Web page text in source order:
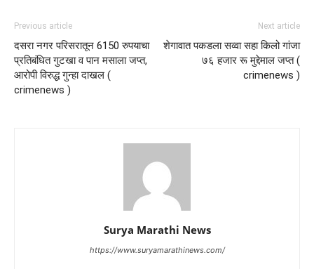
Previous article
दसरा नगर परिसरातून 6150 रुपयाचा
प्रतिबंधित गुटखा व पान मसाला जप्त,
आरोपी विरुद्ध गुन्हा दाखल (
crimenews )
Next article
शेगावात पकडला सव्वा सहा किलो गांजा
७६ हजार रू मुद्देमाल जप्त (
crimenews )
Surya Marathi News
https://www.suryamarathinews.com/